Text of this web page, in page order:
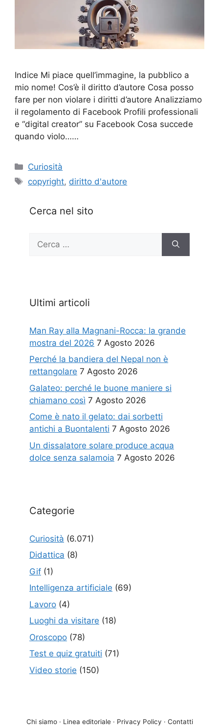
Indice Mi piace quell’immagine, la pubblico a
mio nome! Cos’è il diritto d’autore Cosa posso
fare per non violare i diritti d’autore Analizziamo
il regolamento di Facebook Profili professionali
e “digital creator” su Facebook Cosa succede
quando violo……
Categorie
Curiosità
Tag
copyright, diritto d'autore
Cerca nel sito
per:
Ultimi articoli
Man Ray alla Magnani-Rocca: la grande
mostra del 2026 7 Agosto 2026
Perché la bandiera del Nepal non è
rettangolare 7 Agosto 2026
Galateo: perché le buone maniere si
chiamano così 7 Agosto 2026
Come è nato il gelato: dai sorbetti
antichi a Buontalenti 7 Agosto 2026
Un dissalatore solare produce acqua
dolce senza salamoia 7 Agosto 2026
Categorie
Curiosità (6.071)
Didattica (8)
Gif (1)
Intelligenza artificiale (69)
Lavoro (4)
Luoghi da visitare (18)
Oroscopo (78)
Test e quiz gratuiti (71)
Video storie (150)
Chi siamo · Linea editoriale · Privacy Policy · Contatti